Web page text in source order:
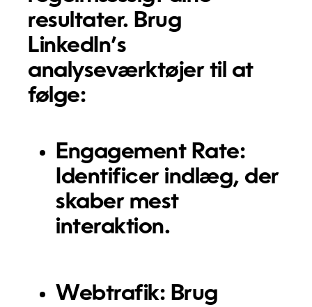
resultater. Brug
LinkedIn’s
analyseværktøjer til at
følge:
Engagement Rate:
Identificer indlæg, der
skaber mest
interaktion.
Webtrafik: Brug